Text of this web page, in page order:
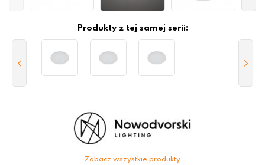
Produkty z tej samej serii:
Zobacz wszystkie produkty